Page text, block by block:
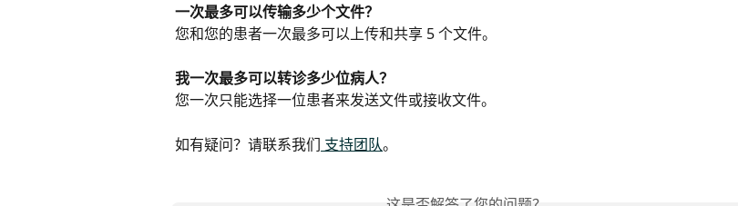
一次最多可以传输多少个文件？
您和您的患者一次最多可以上传和共享 5 个文件。
我一次最多可以转诊多少位病人？
您一次只能选择一位患者来发送文件或接收文件。
如有疑问？请联系我们 支持团队。